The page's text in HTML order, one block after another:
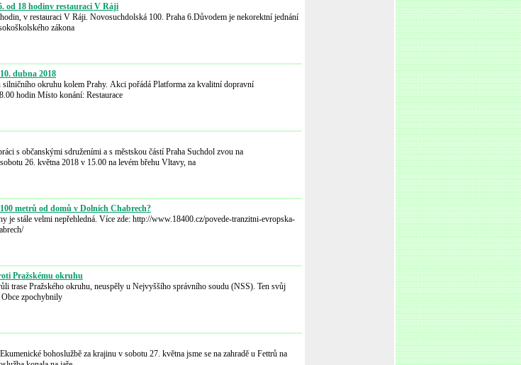
od 18 hodinv restauraci V Ráji
v restauraci V Ráji. Novosuchdolská 100. Praha 6.Důvodem je nekorektní jednání
zákona
dubna 2018
silničního okruhu kolem Prahy. Akci pořádá Platforma za kvalitní dopravní
hodin Místo konání: Restaurace
s občanskými sdruženími a s městskou částí Praha Suchdol zvou na
26. května 2018 v 15.00 na levém břehu Vltavy, na
metrů od domů v Dolních Chabrech?
je stále velmi nepřehledná. Více zde: http://www.18400.cz/povede-tranzitni-evropska-
Pražskému okruhu
trase Pražského okruhu, neuspěly u Nejvyššího správního soudu (NSS). Ten svůj
zpochybnily
bohoslužbě za krajinu v sobotu 27. května jsme se na zahradě u Fettrů na